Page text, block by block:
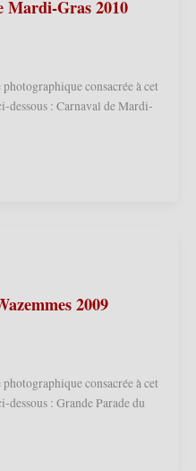
Mardi-Gras 2010
consacrée à cet
dessous : Carnaval de Mardi-
2009
consacrée à cet
: Grande Parade du